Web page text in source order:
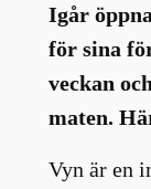
Igår
för sina
veckan
maten.
Vyn är en